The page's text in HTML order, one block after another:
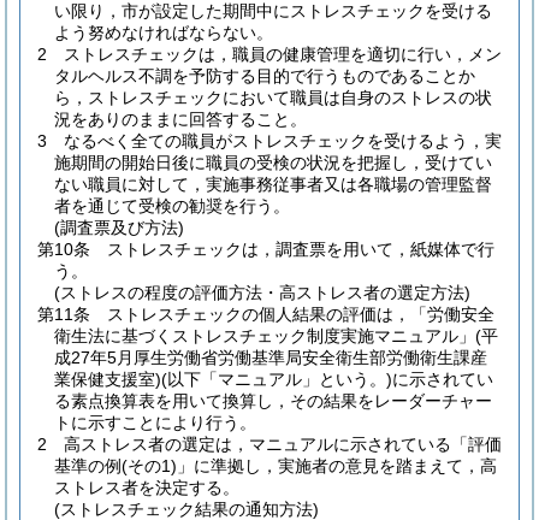
い限り，市が設定した期間中にストレスチェックを受ける
よう努めなければならない。
2
ストレスチェックは，職員の健康管理を適切に行い，メン
タルヘルス不調を予防する目的で行うものであることか
ら，ストレスチェックにおいて職員は自身のストレスの状
況をありのままに回答すること。
3
なるべく全ての職員がストレスチェックを受けるよう，実
施期間の開始日後に職員の受検の状況を把握し，受けてい
ない職員に対して，実施事務従事者又は各職場の管理監督
者を通じて受検の勧奨を行う。
(調査票及び方法)
第10条
ストレスチェックは，調査票を用いて，紙媒体で行
う。
(ストレスの程度の評価方法・高ストレス者の選定方法)
第11条
ストレスチェックの個人結果の評価は，「労働安全
衛生法に基づくストレスチェック制度実施マニュアル」 (平
成27年5月厚生労働省労働基準局安全衛生部労働衛生課産
業保健支援室)(以下「マニュアル」という。)に示されてい
る素点換算表を用いて換算し，その結果をレーダーチャー
トに示すことにより行う。
2
高ストレス者の選定は，マニュアルに示されている「評価
基準の例(その1) 」に準拠し，実施者の意見を踏まえて，高
ストレス者を決定する。
(ストレスチェック結果の通知方法)